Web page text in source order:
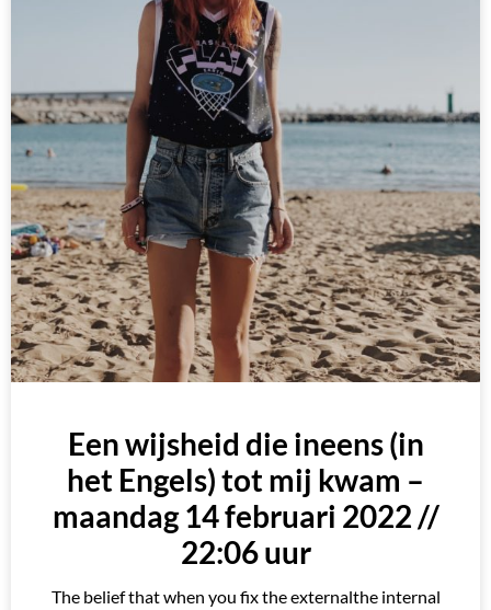
Een wijsheid die ineens (in
het Engels) tot mij kwam –
maandag 14 februari 2022 //
22:06 uur
The belief that when you fix the externalthe internal